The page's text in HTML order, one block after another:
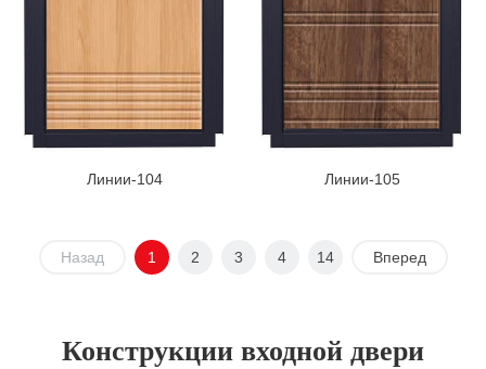
Линии-104 Линии-105
Назад 1 2 3 4 14 Вперед
Конструкции входной двери